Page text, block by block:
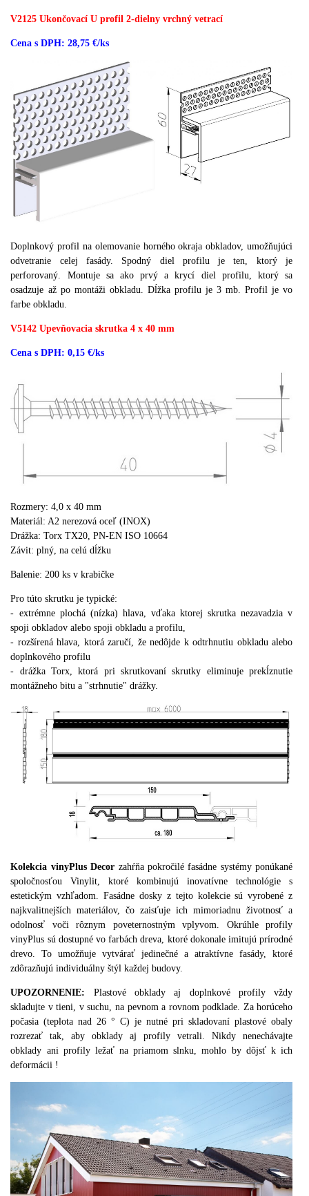
V2125 Ukončovací U profil 2-dielny vrchný vetrací
Cena s DPH: 28,75 €/ks
Doplnkový profil na olemovanie horného okraja obkladov, umožňujúci
odvetranie celej fasády. Spodný diel profilu je ten, ktorý je
perforovaný. Montuje sa ako prvý a krycí diel profilu, ktorý sa
osadzuje až po montáži obkladu. Dĺžka profilu je 3 mb. Profil je vo
farbe obkladu.
V5142 Upevňovacia skrutka 4 x 40 mm
Cena s DPH: 0,15 €/ks
Rozmery: 4,0 x 40 mm
Materiál: A2 nerezová oceľ (INOX)
Drážka: Torx TX20, PN-EN ISO 10664
Závit: plný,na celú dĺžku
Balenie: 200 ks v krabičke
Pro túto skrutku je typické:
- extrémne plochá (nízka) hlava, vďaka ktorej skrutka nezavadzia v
spoji obkladov alebo spoji obkladu a profilu,
- rozšírená hlava, ktorá zaručí, že nedôjde k odtrhnutiu obkladu alebo
doplnkového profilu
- drážka Torx, ktorá pri skrutkovaní skrutky eliminuje prekĺznutie
montážneho bitu a "strhnutie" drážky.
Kolekcia vinyPlus Decor zahŕňa pokročilé fasádne systémy ponúkané
spoločnosťou Vinylit, ktoré kombinujú inovatívne technológie s
estetickým vzhľadom.
Fasádne dosky z tejto kolekcie sú vyrobené z
najkvalitnejších materiálov, čo zaisťuje ich mimoriadnu životnosť a
odolnosť voči rôznym poveternostným vplyvom.
Okrúhle profily
vinyPlus sú dostupné vo farbách dreva, ktoré dokonale imitujú prírodné
drevo.
To umožňuje vytvárať jedinečné a atraktívne fasády, ktoré
zdôrazňujú individuálny štýl každej budovy.
UPOZORNENIE: Plastové obklady aj doplnkové profily vždy
skladujte v tieni, v suchu, na pevnom a rovnom podklade.
Za horúceho
počasia (teplota nad 26 ° C) je nutné pri skladovaní plastové obaly
rozrezať tak, aby obklady aj profily vetrali. Nikdy nenechávajte
obklady ani profily ležať na priamom slnku, mohlo by dôjsť k ich
deformácii !